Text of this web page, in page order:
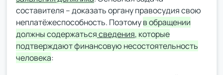
составителя – доказать органу правосудия свою
неплатёжеспособность. Поэтомув обращении
должны содержатьсясведения, которые
подтверждают финансовую несостоятельность
человека: